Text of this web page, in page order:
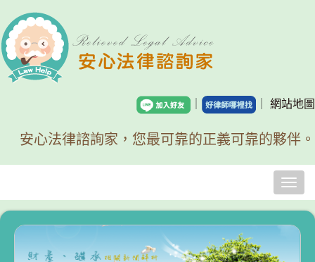
網站地圖
安心法律諮詢家，您最可靠的正義可靠的夥伴。